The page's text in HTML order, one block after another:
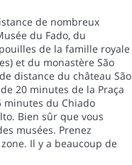
de nombreux
du Fado, du
de la famille royale
et du monastère São
distance du château São
20 minutes de la Praça
minutes du Chiado
Bien sûr que vous
musées. Prenez
Il y a beaucoup de